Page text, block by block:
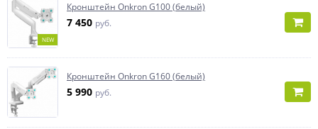
NEW
Кронштейн Onkron G100 (белый)
7 450 руб.
Кронштейн Onkron G160 (белый)
5 990 руб.